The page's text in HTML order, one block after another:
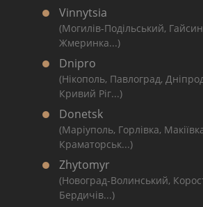
Vinnytsia
(Могилів-Подільський,
Жмеринка...)
Dnipro
(Нікополь, Павлоград,
Кривий Ріг...)
Donetsk
(Маріуполь, Горлівка,
Краматорськ...)
Zhytomyr
(Новоград-Волинський,
Бердичів...)